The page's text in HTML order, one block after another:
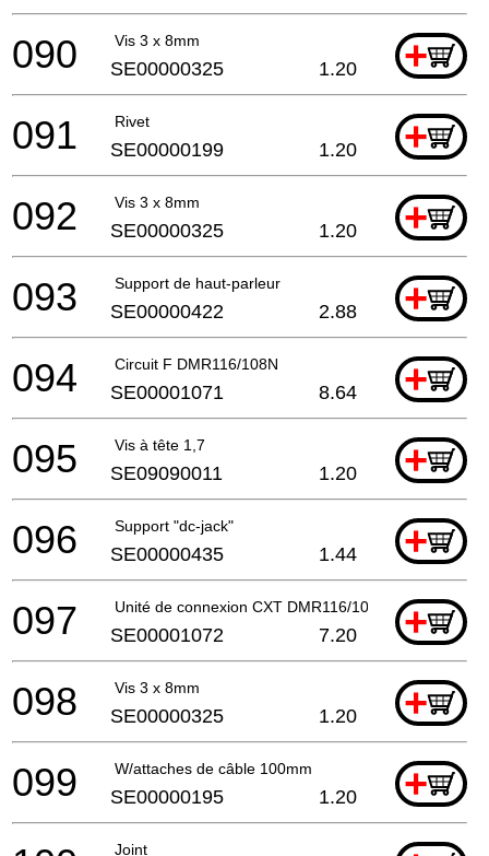
Vis 3 x 8mm +
090 SE00000325 1.20
Rivet +
091 SE00000199 1.20
Vis 3 x 8mm +
092 SE00000325 1.20
Support de haut-parleur +
093 SE00000422 2.88
Circuit F DMR116/108N +
094 SE00001071 8.64
Vis à tête 1,7 +
095 SE09090011 1.20
Support "dc-jack" +
096 SE00000435 1.44
Unité de connexion CXT DMR116/108N +
097 SE00001072 7.20
Vis 3 x 8mm +
098 SE00000325 1.20
W/attaches de câble 100mm +
099 SE00000195 1.20
Joint